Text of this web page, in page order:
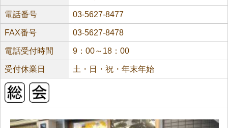
電話番号 03-5627-8477
FAX番号 03-5627-8478
電話受付時間 9：00～18：00
受付休業日 土・日・祝・年末年始